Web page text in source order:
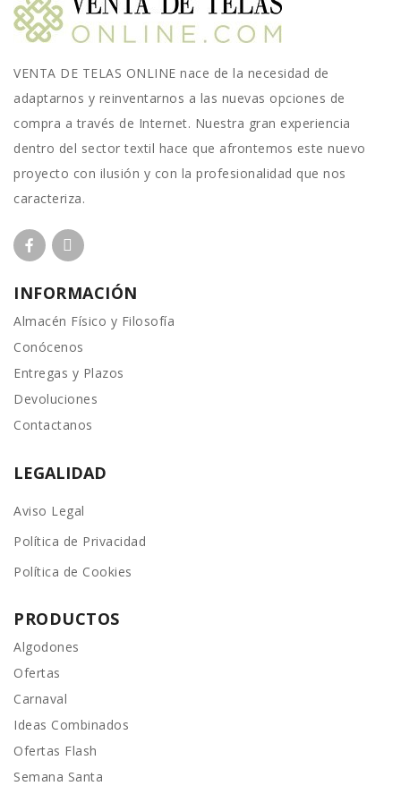
VENTA DE TELAS ONLINE nace de la necesidad de
adaptarnos y reinventarnos a las nuevas opciones de
compra a través de Internet. Nuestra gran experiencia
dentro del sector textil hace que afrontemos este nuevo
proyecto con ilusión y con la profesionalidad que nos
caracteriza.
INFORMACIÓN
Almacén Físico y Filosofía
Conócenos
Entregas y Plazos
Devoluciones
Contactanos
LEGALIDAD
Aviso Legal
Política de Privacidad
Política de Cookies
PRODUCTOS
Algodones
Ofertas
Carnaval
Ideas Combinados
Ofertas Flash
Semana Santa